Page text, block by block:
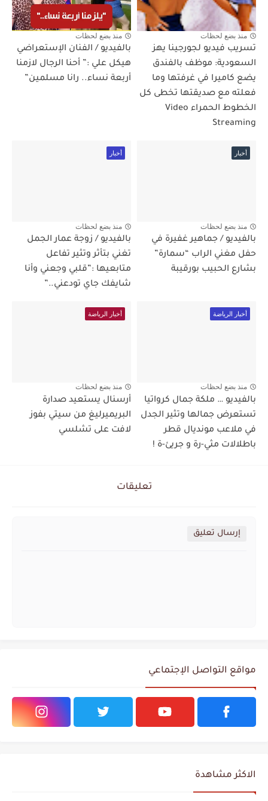
منذ بضع لحظات
تسريب فيديو لجورجينا يهز
السعودية: موظف بالفندق
يضع كاميرا في غرفتها وما
فعلته مع صديقتها تخطى كل
الخطوط الحمراء Video
Streaming
منذ بضع لحظات
بالفيديو / الفنان الإستعراضي
هيكل علي :” أحنا الرجال لازمنا
أربعة نساء.. رانا مسلمين”
أخبار
منذ بضع لحظات
بالفيديو / جماهير غفيرة في
حفل مغني الراب “سمارة”
بشارع الحبيب بورقيبة
أخبار
منذ بضع لحظات
بالفيديو / زوجة عمار الجمل
تغني بتأثر وتثير تفاعل
متابعيها :”قلبي وجعني وأنا
شايفك جاي تودعني..”
أخبار الرياضة
منذ بضع لحظات
بالفيديو … ملكة جمال كرواتيا
تستعرض جمالها وتثير الجدل
في ملاعب مونديال قطر
باطلالات مثي-رة و جريئ-ة !
أخبار الرياضة
منذ بضع لحظات
أرسنال يستعيد صدارة
البريميرليغ من سيتي بفوز
لافت على تشلسي
تعليقات
إرسال تعليق
مواقع التواصل الإجتماعي
الاكثر مشاهدة